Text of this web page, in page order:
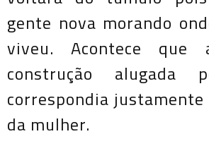
gente nova morando
viveu. Acontece
construção alugada
correspondia justamente
da mulher.